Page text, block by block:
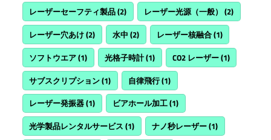
レーザーセーフティ製品(2) レーザー光源（一般） (2)
レーザー穴あけ(2) 水中 (2) レーザー核融合(1)
ソフトウエア(1) 光格子時計(1) CO2 レーザー(1)
サブスクリプション(1) 自律飛行(1)
レーザー発振器(1) ビアホール加工(1)
光学製品レンタルサービス (1) ナノ秒レーザー(1)